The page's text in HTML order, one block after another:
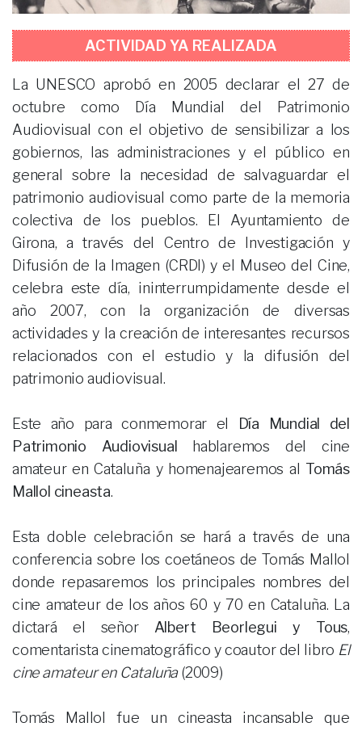
ACTIVIDAD YA REALIZADA
La UNESCO aprobó en 2005 declarar el 27 de
octubre como Día Mundial del Patrimonio
Audiovisual con el objetivo de sensibilizar a los
gobiernos, las administraciones y el público en
general sobre la necesidad de salvaguardar el
patrimonio audiovisual como parte de la memoria
colectiva de los pueblos. El Ayuntamiento de
Girona, a través del Centro de Investigación y
Difusión de la Imagen (CRDI) y el Museo del Cine,
celebra este día, ininterrumpidamente desde el
año 2007, con la organización de diversas
actividades y la creación de interesantes recursos
relacionados con el estudio y la difusión del
patrimonio audiovisual.
Este año para conmemorar el
Día Mundial del
Patrimonio Audiovisual
hablaremos del cine
amateur en Cataluña y homenajearemos al Tomás
Mallol cineasta.
Esta doble celebración se hará a través de una
conferencia sobre los coetáneos de Tomás Mallol
donde repasaremos los principales nombres del
cine amateur de los años 60 y 70 en Cataluña. La
dictará el señor Albert Beorlegui y Tous,
comentarista cinematográfico y coautor del libro El
cine amateur en Cataluña(2009)
Tomás Mallol fue un cineasta incansable que